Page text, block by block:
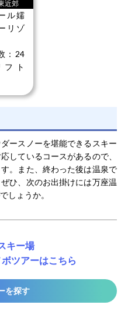
近郊
ル嬬
リゾ
：24
ト
ースノーを堪能できるスキー
しているコースがあるので、
。また、終わった後は温泉で
ひ、次のお出掛けには万座温
しょうか。
キー場
ツアーはこちら
を探す